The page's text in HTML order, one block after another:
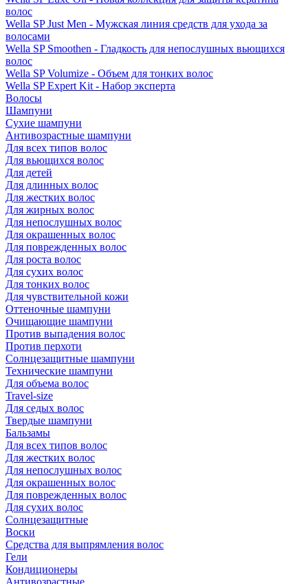
волос
Wella SP Just Men - Мужская линия средств для ухода за
волосами
Wella SP Smoothen - Гладкость для непослушных вьющихся
волос
Wella SP Volumize - Объем для тонких волос
Wella SP Expert Kit - Набор эксперта
Волосы
Шампуни
Сухие шампуни
Антивозрастные шампуни
Для всех типов волос
Для вьющихся волос
Для детей
Для длинных волос
Для жестких волос
Для жирных волос
Для непослушных волос
Для окрашенных волос
Для поврежденных волос
Для роста волос
Для сухих волос
Для тонких волос
Для чувствительной кожи
Оттеночные шампуни
Очищающие шампуни
Против выпадения волос
Против перхоти
Солнцезащитные шампуни
Технические шампуни
Для объема волос
Travel-size
Для седых волос
Твердые шампуни
Бальзамы
Для всех типов волос
Для жестких волос
Для непослушных волос
Для окрашенных волос
Для поврежденных волос
Для сухих волос
Солнцезащитные
Воски
Средства для выпрямления волос
Гели
Кондиционеры
Антивозрастные